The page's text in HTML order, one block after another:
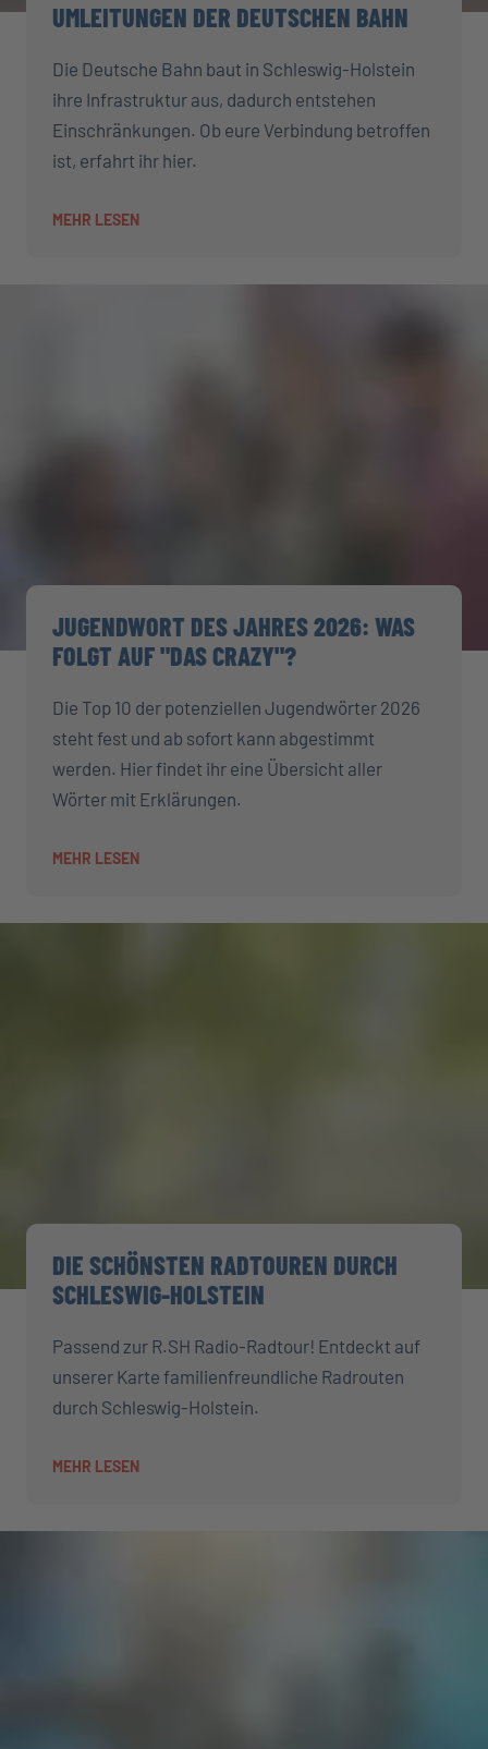
UMLEITUNGEN DER DEUTSCHEN BAHN
Die Deutsche Bahn baut in Schleswig-Holstein
ihre Infrastruktur aus, dadurch entstehen
Einschränkungen. Ob eure Verbindung betroffen
ist, erfahrt ihr hier.
MEHR LESEN
JUGENDWORT DES JAHRES 2026: WAS
FOLGT AUF "DAS CRAZY"?
Die Top 10 der potenziellen Jugendwörter 2026
steht fest und ab sofort kann abgestimmt
werden. Hier findet ihr eine Übersicht aller
Wörter mit Erklärungen.
MEHR LESEN
DIE SCHÖNSTEN RADTOUREN DURCH
SCHLESWIG-HOLSTEIN
Passend zur R.SH Radio-Radtour! Entdeckt auf
unserer Karte familienfreundliche Radrouten
durch Schleswig-Holstein.
MEHR LESEN